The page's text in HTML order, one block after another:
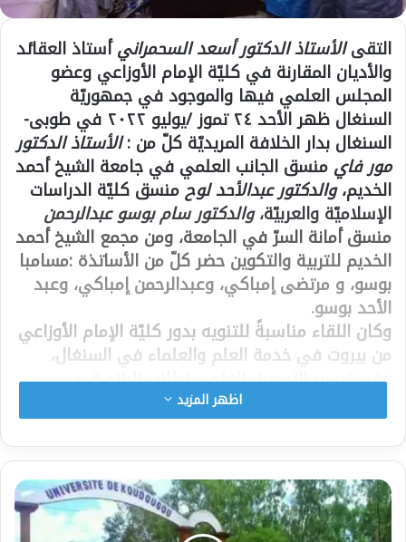
التقىالأستاذ الدكتور أسعد السحمرانيأستاذ العقائد
والأديان المقارنة في كليّة الإمام الأوزاعي وعضو
المجلس العلمي فيها والموجود في جمهوريّة
السنغال ظهر الأحد ٢٤ تموز /يوليو ٢٠٢٢ في طوبى-
السنغال بدار الخلافة المريديّة كلّ من :الأستاذ الدكتور
مور فاي منسق الجانب العلمي في جامعة الشيخ أحمد
الخديم،والدكتور عبدالأحد لوحمنسق كليّة الدراسات
الإسلاميّة والعربيّة،والدكتور سام بوسو عبدالرحمن
منسق أمانة السرّ في الجامعة، ومن مجمع الشيخ أحمد
الخديم للتربية والتكوين حضر كلّ من الأساتذة :مسامبا
بوسو، و مرتضى إمباكي، وعبدالرحمن إمباكي، وعبد
الأحد بوسو.
وكان اللقاء مناسبةً للتنويه بدور كليّة الإمام الأوزاعي
من بيروت في خدمة العلم والعلماء في السنغال،
وفي تيسير التحصيل العلمي لطلاب البلاد قدر
المستطاع، وكان حوار مع السحمراني حول البحث
العلمي ومراكزه، وأنظمة الترقية الجامعيّة لمراحل ما
بعد الدكتوراه، ومسألة مناهج كليّات الدراسات
الإسلاميّة والعربيّة ومقرّراتها الدراسيّة، والكفايات،
والأساليب في العمليّة التعليميّة، ودور الأستاذ
القدوة في العملية التعليميّة والتربية.
اظهر المزيد